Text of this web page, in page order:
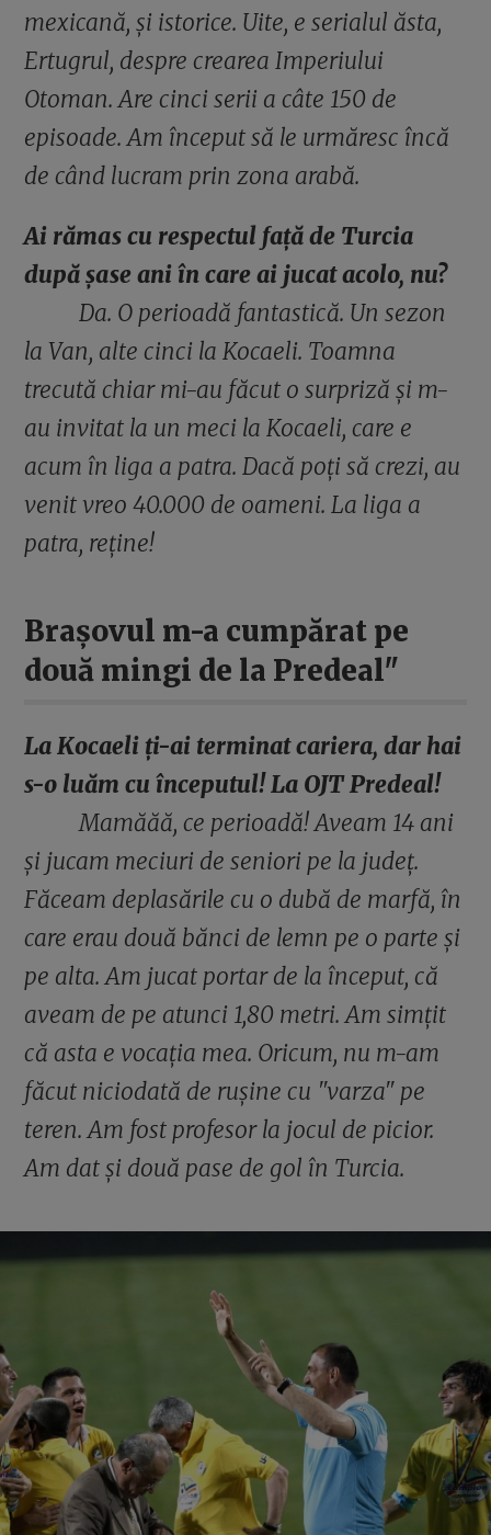
mexicană, și istorice. Uite, e serialul ăsta,
Ertugrul, despre crearea Imperiului
Otoman. Are cinci serii a câte 150 de
episoade. Am început să le urmăresc încă
de când lucram prin zona arabă.
Ai rămas cu respectul față de Turcia
după șase ani în care ai jucat acolo, nu?
Da. O perioadă fantastică. Un sezon
la Van, alte cinci la Kocaeli. Toamna
trecută chiar mi-au făcut o surpriză și m-
au invitat la un meci la Kocaeli, care e
acum în liga a patra. Dacă poți să crezi, au
venit vreo 40.000 de oameni. La liga a
patra, reține!
Brașovul m-a cumpărat pe
două mingi de la Predeal"
La Kocaeli ți-ai terminat cariera, dar hai
s-o luăm cu începutul! La OJT Predeal!
Mamăăă, ce perioadă! Aveam 14 ani
și jucam meciuri de seniori pe la județ.
Făceam deplasările cu o dubă de marfă, în
care erau două bănci de lemn pe o parte și
pe alta. Am jucat portar de la început, că
aveam de pe atunci 1,80 metri. Am simțit
că asta e vocația mea. Oricum, nu m-am
făcut niciodată de rușine cu "varza" pe
teren. Am fost profesor la jocul de picior.
Am dat și două pase de gol în Turcia.